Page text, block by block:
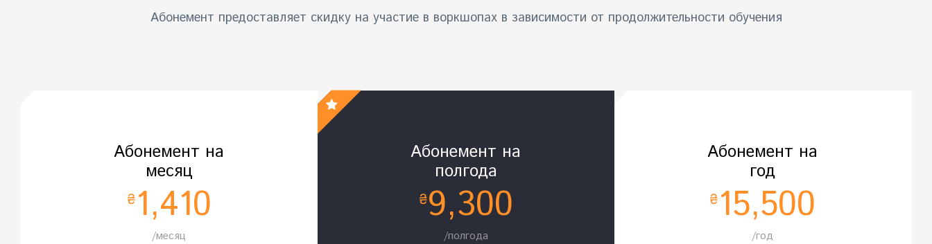
Абонемент предоставляет скидку на участие в воркшопах в зависимости от продолжительности обучения
Абонемент на
месяц
₴1,410
/месяц
Абонемент на
полгода
₴9,300
/полгода
Абонемент на
год
₴15,500
/год